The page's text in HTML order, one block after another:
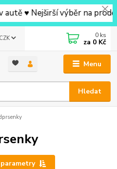
♥ Nejširší výběr na
Menu
CZK
Hledat
0 ks
za 0 Kč